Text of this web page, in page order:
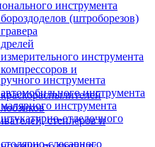
инструмента
(штроборезов)
инструмента
и
степлеров и
инструмента
инструмента
инструмента
отделочного
слесарного